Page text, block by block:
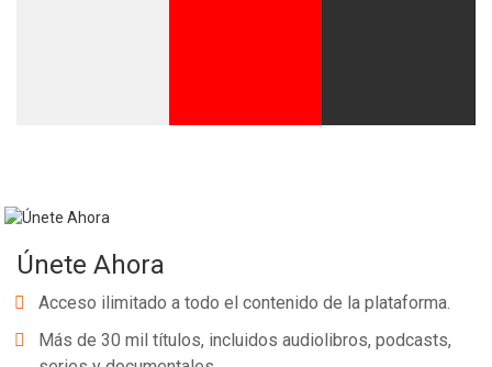
Únete Ahora
Acceso ilimitado a todo el contenido de la plataforma.
Más de 30 mil títulos, incluidos audiolibros, podcasts,